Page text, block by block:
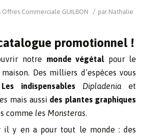
Offres Commerciale GUILBON / par Nathalie
promotionnel !
notre monde végétal pour le
Des milliers d’espèces vous
Les indispensables Dipladeniaet
mais aussi des plantes graphiques
comme les Monsteras.
il y en a pour tout le monde : des